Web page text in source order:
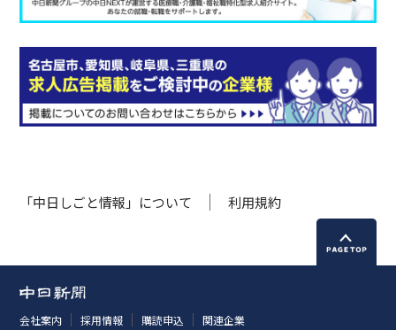
「中日しごと情報」について 利用規約
会社案内 採用情報 購読申込 関連企業